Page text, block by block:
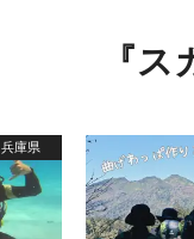
『
兵庫県